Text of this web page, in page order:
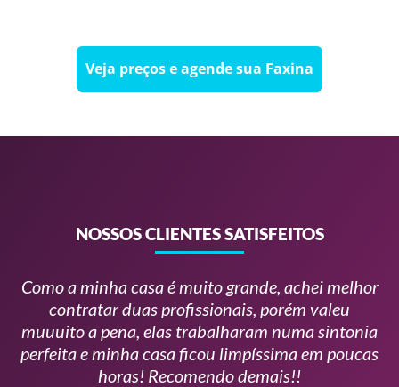
Veja preços e agende sua Faxina
NOSSOS CLIENTES SATISFEITOS
Como a minha casa é muito grande, achei melhor
contratar duas profissionais, porém valeu
muuuito a pena, elas trabalharam numa sintonia
perfeita e minha casa ficou limpíssima em poucas
horas! Recomendo demais!!